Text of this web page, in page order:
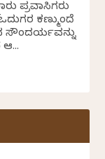
ಪ್ರವಾಸಿಗರು
ಕಣ್ಮುಂದೆ
ಸೌಂದರ್ಯವನ್ನು